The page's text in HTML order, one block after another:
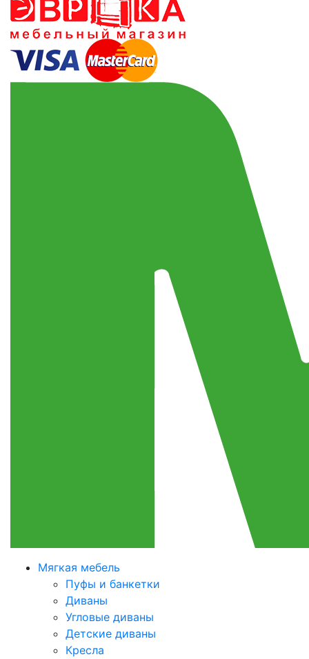
Мягкая мебель
Пуфы и банкетки
Диваны
Угловые диваны
Детские диваны
Кресла